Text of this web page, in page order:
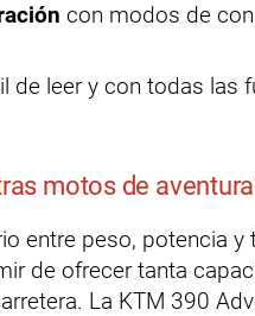
con modos de
de leer y con todas las
motos de
entre peso, potencia y
de ofrecer tanta
La KTM 390